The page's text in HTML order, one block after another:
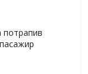
потрапив